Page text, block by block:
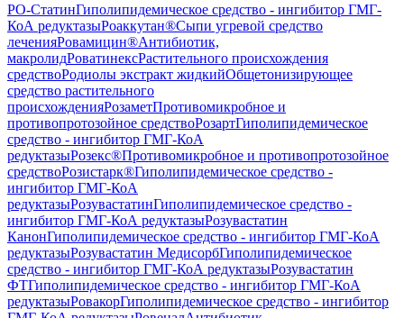
РО-СтатинГиполипидемическое средство - ингибитор ГМГ-
КоА редуктазыРоаккутан®Сыпи угревой средство
леченияРовамицин®Антибиотик,
макролидРоватинексРастительного происхождения
средствоРодиолы экстракт жидкийОбщетонизирующее
средство растительного
происхожденияРозаметПротивомикробное и
противопротозойное средствоРозартГиполипидемическое
средство - ингибитор ГМГ-КоА
редуктазыРозекс®Противомикробное и противопротозойное
средствоРозистарк®Гиполипидемическое средство -
ингибитор ГМГ-КоА
редуктазыРозувастатинГиполипидемическое средство -
ингибитор ГМГ-КоА редуктазыРозувастатин
КанонГиполипидемическое средство - ингибитор ГМГ-КоА
редуктазыРозувастатин МедисорбГиполипидемическое
средство - ингибитор ГМГ-КоА редуктазыРозувастатин
ФТГиполипидемическое средство - ингибитор ГМГ-КоА
редуктазыРовакорГиполипидемическое средство - ингибитор